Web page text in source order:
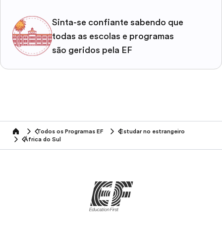
Sinta-se confiante sabendo que
todas as escolas e programas
são geridos pela EF
home Todos os Programas EF
Estudar no estrangeiro
África do Sul